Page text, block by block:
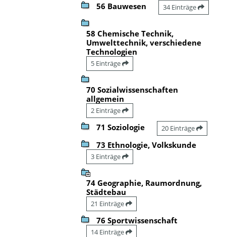
56 Bauwesen 34 Einträge
58 Chemische Technik,
Umwelttechnik, verschiedene
Technologien
5 Einträge
70 Sozialwissenschaften
allgemein
2 Einträge
71 Soziologie 20 Einträge
73 Ethnologie, Volkskunde
3 Einträge
74 Geographie, Raumordnung,
Städtebau
21 Einträge
76 Sportwissenschaft
14 Einträge